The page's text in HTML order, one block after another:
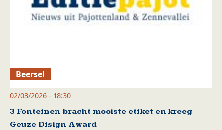
Beersel
02/03/2026 - 18:30
3 Fonteinen bracht mooiste etiket en kreeg
Geuze Disign Award